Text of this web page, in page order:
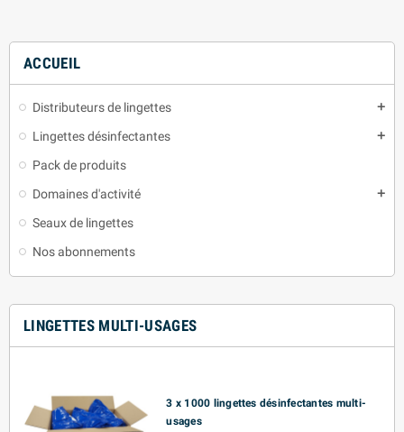
ACCUEIL
Distributeurs de lingettes add
Lingettes désinfectantes add
Pack de produits
Domaines d'activité
add
Seaux de lingettes
Nos abonnements
LINGETTES MULTI-USAGES
3 x 1000 lingettes désinfectantes multi-
usages